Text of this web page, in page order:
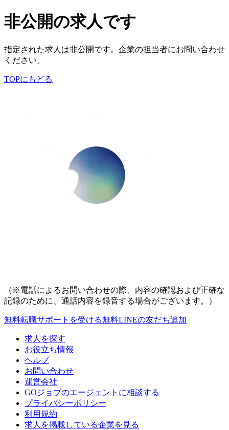
非公開の求人です
指定された求人は非公開です。企業の担当者にお問い合わせ
ください。
TOPにもどる
（※電話によるお問い合わせの際、内容の確認および正確な
記録のために、通話内容を録音する場合がございます。）
無料転職サポートを受ける無料LINEの友だち追加
求人を探す
お役立ち情報
ヘルプ
お問い合わせ
運営会社
GOジョブのエージェントに相談する
プライバシーポリシー
利用規約
求人を掲載している企業を見る